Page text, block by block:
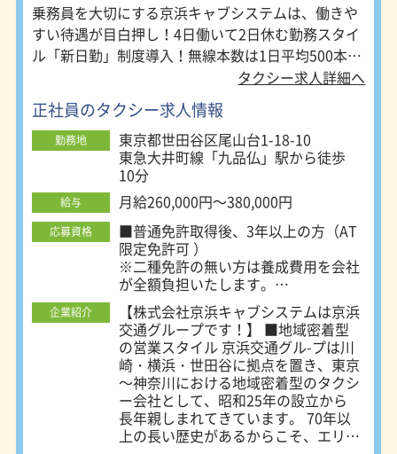
いた時間は仮眠をしたりTVを観たり
してもOK!だいたいのお客様先には休
憩室や待機部屋が用意されていて、ソ
ファーや仮眠用ベッドがある会社も!
体力的に無理がかからないので、長く
続けている人がたくさん！ ※基本的
には都内にある取引先企業への直行直
帰！ ※転居を伴う転勤はなし！ ※お
客様車両もしくは電車で直接お客様指
定の場所へ出勤になります（首都圏：
東京都・神奈川県・埼玉県・千葉県な
ど） ※クライアント先企業での常駐
勤務（23区内）
乗務員を大切にする京浜キャブシステムは、働きや
すい待遇が目白押し！4日働いて2日休む勤務スタイ
ル「新日勤」制度導入！無線本数は1日平均500本。
地域密着型のタクシー会社として多くのお客様から
親しまれています！
タクシー求人詳細へ
正社員のタクシー求人情報
勤務地
東京都世田谷区尾山台1-18-10
東急大井町線「九品仏」駅から徒歩
10分
給与 月給260,000円～380,000円
応募資格
■普通免許取得後、3年以上の方（AT
限定免許可 ）
※二種免許の無い方は養成費用を会社
が全額負担いたします。
■学歴・経験・性別不問
■二種免許取得者歓迎
企業紹介
【株式会社京浜キャブシステムは京浜
交通グループです！】 ■地域密着型
の営業スタイル 京浜交通グル-プは川
崎・横浜・世田谷に拠点を置き、東京
～神奈川における地域密着型のタクシ
ー会社として、昭和25年の設立から
長年親しまれてきています。 70年以
上の長い歴史があるからこそ、エリア